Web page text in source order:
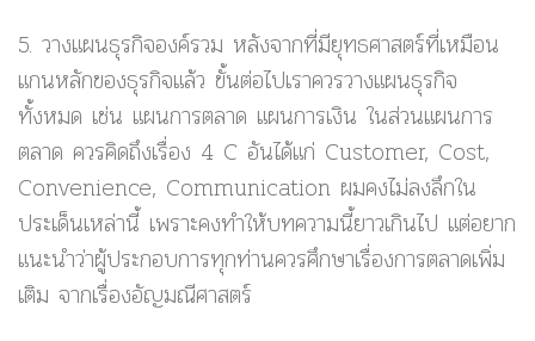
5. วางแผนธุรกิจองค์รวม หลังจากที่มียุทธศาสตร์ที่เหมือน
แกนหลักของธุรกิจแล้ว ขั้นต่อไปเราควรวางแผนธุรกิจ
ทั้งหมด เช่น แผนการตลาด แผนการเงิน ในส่วนแผนการ
ตลาด ควรคิดถึงเรื่อง 4 C อันได้แก่ Customer, Cost,
Convenience, Communication ผมคงไม่ลงลึกใน
ประเด็นเหล่านี้ เพราะคงทำให้บทความนี้ยาวเกินไป แต่อยาก
แนะนำว่าผู้ประกอบการทุกท่านควรศึกษาเรื่องการตลาดเพิ่ม
เติม จากเรื่องอัญมณีศาสตร์